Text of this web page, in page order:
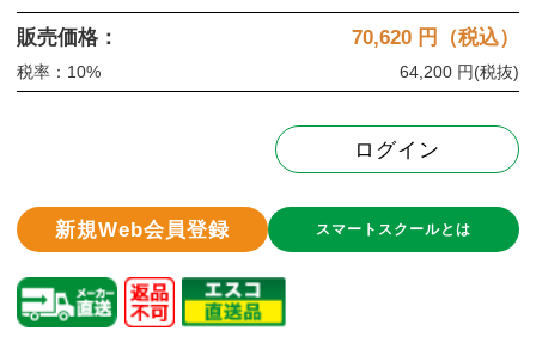
販売価格： 70,620 円（税込）
税率：10% 64,200 円(税抜)
ログイン
新規Web会員登録 スマートスクールとは